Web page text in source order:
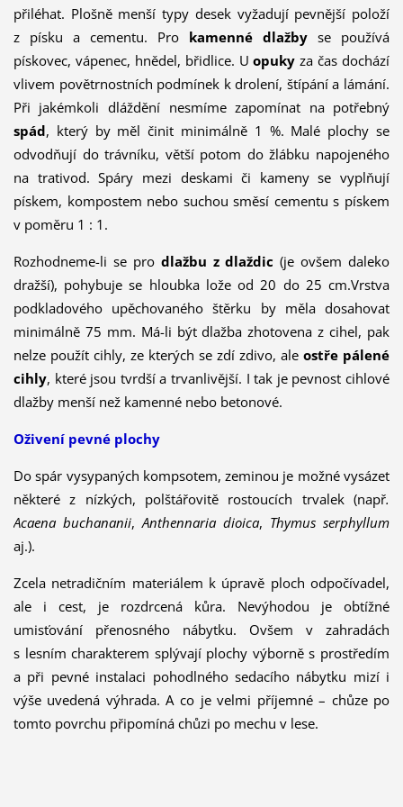
přiléhat. Plošně menší typy desek vyžadují pevnější položí
z písku a cementu. Pro kamenné dlažby se používá
pískovec, vápenec, hnědel, břidlice. Uopuky za čas dochází
vlivem povětrnostních podmínek k drolení, štípání a lámání.
Při jakémkoli dláždění nesmíme zapomínat na potřebný
spád, který by měl činit minimálně 1 %. Malé plochy se
odvodňují do trávníku, větší potom do žlábku napojeného
na trativod. Spáry mezi deskami či kameny se vyplňují
pískem, kompostem nebo suchou směsí cementu s pískem
v poměru 1 : 1.
Rozhodneme-li se pro dlažbu z dlaždic (je ovšem daleko
dražší), pohybuje se hloubka lože od 20 do 25 cm.Vrstva
podkladového upěchovaného štěrku by měla dosahovat
minimálně 75 mm. Má-li být dlažba zhotovena z cihel, pak
nelze použít cihly, ze kterých se zdí zdivo, aleostře pálené
cihly, které jsou tvrdší a trvanlivější. I tak je pevnost cihlové
dlažby menší než kamenné nebo betonové.
Oživení pevné plochy
Do spár vysypaných kompsotem, zeminou je možné vysázet
některé z nízkých, polštářovitě rostoucích trvalek (např.
Acaena buchananii,Anthennaria dioica, Thymus serphyllum
aj.).
Zcela netradičním materiálem k úpravě ploch odpočívadel,
ale i cest, je rozdrcená kůra. Nevýhodou je obtížné
umisťování přenosného nábytku. Ovšem v zahradách
s lesním charakterem splývají plochy výborně s prostředím
a při pevné instalaci pohodlného sedacího nábytku mizí i
výše uvedená výhrada. A co je velmi příjemné – chůze po
tomto povrchu připomíná chůzi po mechu v lese.